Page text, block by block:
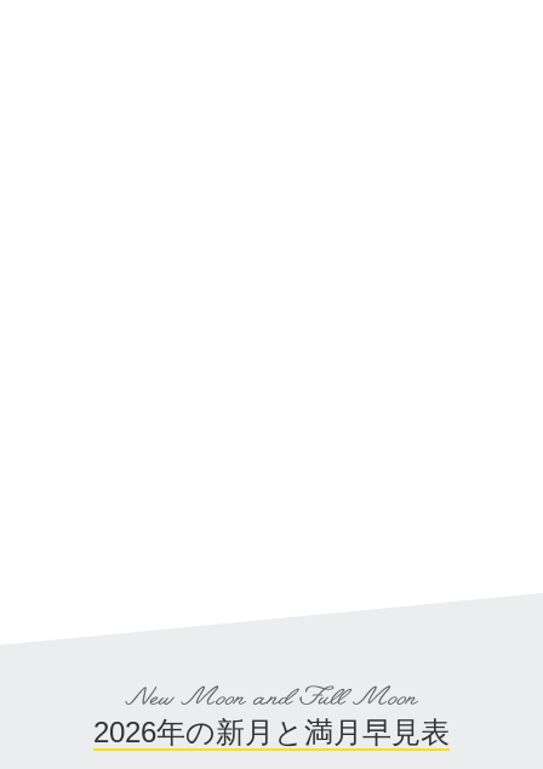
2026年の新月と満月早見表